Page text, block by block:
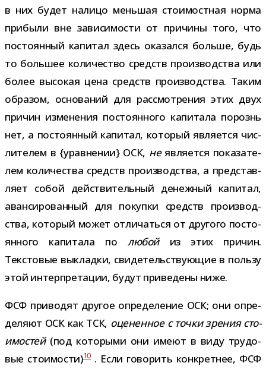
в них будет налицо мень­шая сто­и­мост­ная норма
при­были вне зави­си­мо­сти от при­чины того, что
посто­ян­ный капи­тал здесь ока­зался больше, будь
то боль­шее коли­че­ство средств про­из­вод­ства или
более высо­кая цена средств про­из­вод­ства. Таким
обра­зом, осно­ва­ний для рас­смот­ре­ния этих двух
при­чин изме­не­ния посто­ян­ного капи­тала порознь
нет, а посто­ян­ный капи­тал, кото­рый явля­ется чис­
ли­те­лем в {урав­не­нии} ОСК, неявля­ется пока­за­те­
лем коли­че­ства средств про­из­вод­ства, а пред­став­
ляет собой дей­стви­тель­ный денеж­ный капи­тал,
аван­си­ро­ван­ный для покупки средств про­из­вод­
ства, кото­рый может отли­чаться от дру­гого посто­
ян­ного капи­тала по любой из этих при­чин.
Текстовые выкладки, сви­де­тель­ству­ю­щие в пользу
этой интер­пре­та­ции, будут при­ве­дены ниже.
ФСФ при­во­дят дру­гое опре­де­ле­ние ОСК; они опре­
де­ляют ОСК как ТСК, оце­нен­ное с точки зре­ния сто­
и­мо­стей (под кото­рыми они имеют в виду тру­до­
вые сто­и­мо­сти)10. Если гово­рить кон­крет­нее, ФСФ